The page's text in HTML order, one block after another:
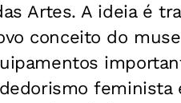
Artes. A ideia é
conceito do
feminista